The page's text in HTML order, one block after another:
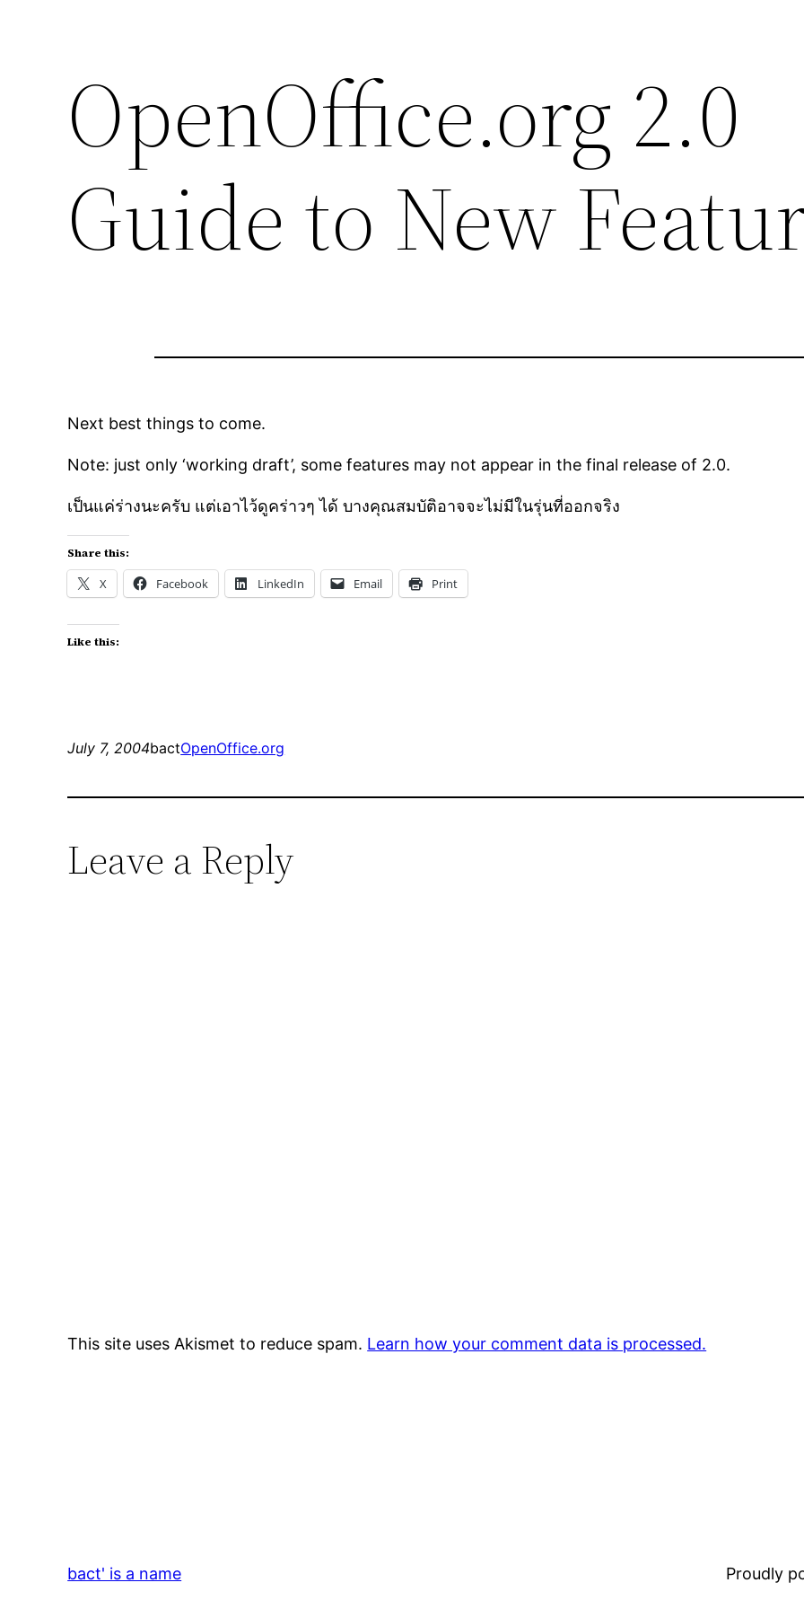
OpenOffice.org 2.0
Guide to New
Next best things to come.
Note: just only ‘working draft’, some features may not appear in the final release of 2.0.
เป็นแค่ร่างนะครับ แต่เอาไว้ดูคร่าวๆ ได้ บางคุณสมบัติอาจจะไม่มีในรุ่นที่ออกจริง
Share this:
X Facebook LinkedIn Email Print
Like this:
July 7, 2004bactOpenOffice.org
Leave a Reply
This site uses Akismet to reduce spam. Learn how your comment data is processed.
bact' is a name Proudly